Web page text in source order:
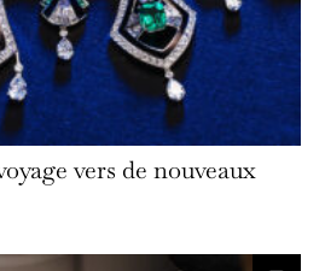
vers de nouveaux